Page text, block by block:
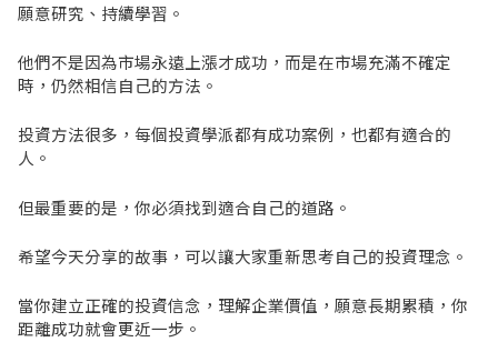
願意研究、持續學習。
他們不是因為市場永遠上漲才成功，而是在市場充滿不確定
時，仍然相信自己的方法。
投資方法很多，每個投資學派都有成功案例，也都有適合的
人。
但最重要的是，你必須找到適合自己的道路。
希望今天分享的故事，可以讓大家重新思考自己的投資理念。
當你建立正確的投資信念，理解企業價值，願意長期累積，你
距離成功就會更近一步。